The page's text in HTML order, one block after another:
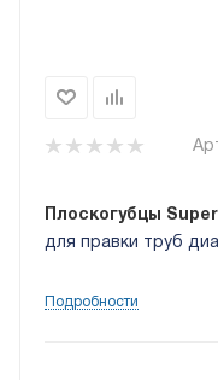
Плоскогубцы
для правки труб
Подробности